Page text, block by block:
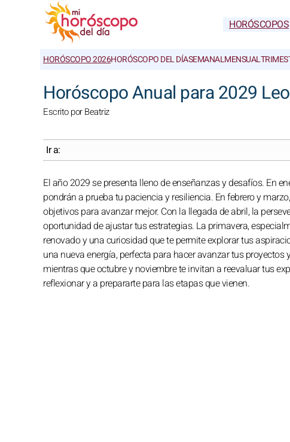
HORÓSCOPOS
HORÓSCOPO 2026HORÓSCOPO DEL DÍASEMANALMENSUAL
Horóscopo Anual para 2029 Leo
Escrito por Beatriz
Ir a:
El año 2029 se presenta lleno de enseñanzas y desafíos. En
pondrán a prueba tu paciencia y resiliencia. En febrero y
objetivos para avanzar mejor. Con la llegada de abril, la
oportunidad de ajustar tus estrategias. La primavera,
renovado y una curiosidad que te permite explorar tus
una nueva energía, perfecta para hacer avanzar tus
mientras que octubre y noviembre te invitan a reevaluar tus
reflexionar y a prepararte para las etapas que vienen.